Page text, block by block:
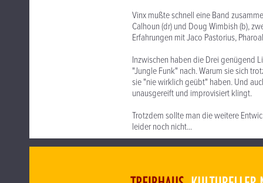
Vinx mußte schnell eine Band
Calhoun (dr) und Doug Wimbish (b),
Erfahrungen mit Jaco Pastorius,
Inzwischen haben die Drei genügend
"Jungle Funk" nach. Warum sie sich
sie "nie wirklich geübt" haben. Und
unausgereift und improvisiert klingt.
Trotzdem sollte man die weitere
leider noch nicht...